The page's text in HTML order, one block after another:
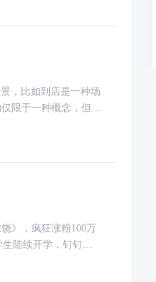
，比如到店是一种场
限于一种概念，但真
》，疯狂涨粉100万
陆续开学，钉钉又